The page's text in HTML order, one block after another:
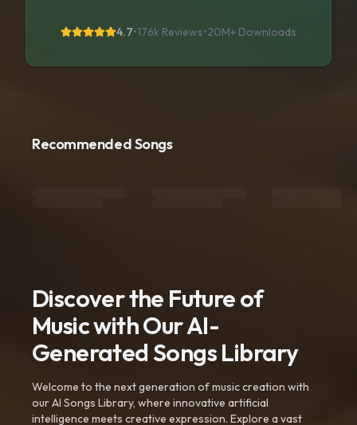
4.7•176k Reviews•20M+ Downloads
Recommended Songs
Discover the Future of
Music with Our AI-
Generated Songs Library
Welcome to the next generation of music creation with
our AI Songs Library, where innovative artificial
intelligence meets creative expression. Explore a vast